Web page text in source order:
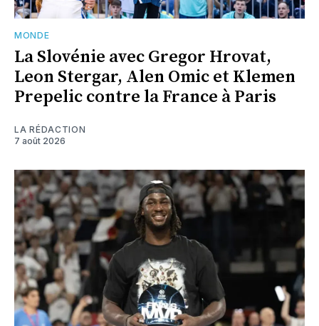
MONDE
La Slovénie avec Gregor Hrovat,
Leon Stergar, Alen Omic et Klemen
Prepelic contre la France à Paris
LA RÉDACTION
7 août 2026